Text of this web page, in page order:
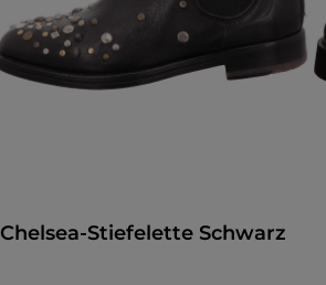
Chelsea-Stiefelette Schwarz